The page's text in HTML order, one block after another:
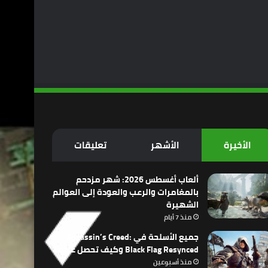
الأخيرة الأشهر تعليقات
ألعاب أغسطس 2026: شهر مزدحم
بالمغامرات والرعب والعودة إلى العوالم
الشهيرة
منذ 7 أيام
جميع الأسلحة في Assassin’s Creed:
Black Flag Resynced وكيف تحصل عليها
منذ أسبوعين